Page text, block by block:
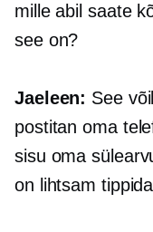
mille abil saate
see on?
Jaeleen: See
postitan oma
sisu oma
on lihtsam